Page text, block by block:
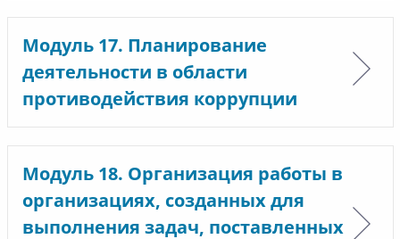
Модуль 17. Планирование
деятельности в области
противодействия коррупции
Модуль 18. Организация работы в
организациях, созданных для
выполнения задач, поставленных